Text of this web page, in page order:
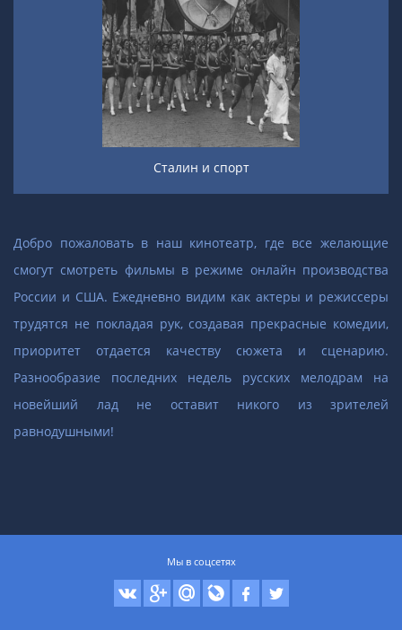
Сталин и спорт
Добро пожаловать в наш кинотеатр, где все желающие
смогут смотреть фильмы в режиме онлайн производства
России и США. Ежедневно видим как актеры и режиссеры
трудятся не покладая рук, создавая прекрасные комедии,
приоритет отдается качеству сюжета и сценарию.
Разнообразие последних недель русских мелодрам на
новейший лад не оставит никого из зрителей
равнодушными!
Мы в соцсетях